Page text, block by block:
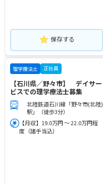
保存する
理学療法士 正社員
【石川県／野々市】 デイサー
ビスでの理学療法士募集
北陸鉄道石川線「野々市(北陸)
駅」（徒歩3分）
【月収】19.0万円 ～ 22.0万円程
度（諸手当込）